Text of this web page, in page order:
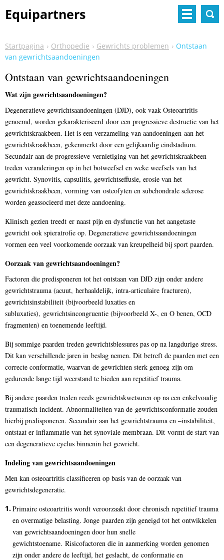
Equipartners
Startpagina Orthopedie Gewrichts problemen
Ontstaan
van gewrichtsaandoeningen
Ontstaan van gewrichtsaandoeningen
Wat zijn gewrichtsaandoeningen?
Degeneratieve gewrichtsaandoeningen (DJD), ook vaak Osteoartritis
genoemd, worden gekarakteriseerd door een progressieve destructie van het
gewrichtskraakbeen. Het is een verzameling van aandoeningen aan het
gewrichtskraakbeen, gekenmerkt door een gelijkaardig eindstadium.
Secundair aan de progressieve vernietiging van het gewrichtskraakbeen
treden veranderingen op in het botweefsel en weke weefsels van het
gewricht. Synovitis, capsulitis, gewrichtseffusie, erosie van het
gewrichtskraakbeen, vorming van osteofyten en subchondrale sclerose
worden geassocieerd met deze aandoening.
Klinisch gezien treedt er naast pijn en dysfunctie van het aangetaste
gewricht ook spieratrofie op. Degeneratieve gewrichtsaandoeningen
vormen een veel voorkomende oorzaak van kreupelheid bij sport paarden.
Oorzaak van gewrichtsaandoeningen?
Factoren die predisponeren tot het ontstaan van DJD zijn onder andere
gewrichtstrauma (acuut, herhaaldelijk, intra-articulaire fracturen),
gewrichtsinstabiliteit (bijvoorbeeld luxaties en
subluxaties), gewrichtsincongruentie (bijvoorbeeld X-, en O benen, OCD
fragmenten) en toenemende leeftijd.
Bij sommige paarden treden gewrichtsblessures pas op na langdurige stress.
Dit kan verschillende jaren in beslag nemen. Dit betreft de paarden met een
correcte conformatie, waarvan de gewrichten sterk genoeg zijn om
gedurende lange tijd weerstand te bieden aan repetitief trauma.
Bij andere paarden treden reeds gewrichtskwetsuren op na een enkelvoudig
traumatisch incident. Abnormaliteiten van de gewrichtsconformatie zouden
hierbij predisponeren. Secundair aan het gewrichtstrauma en –instabiliteit,
ontstaat er inflammatie van het synoviale membraan. Dit vormt de start van
een degeneratieve cyclus binnenin het gewricht.
Indeling van gewrichtsaandoeningen
Men kan osteoartritis classificeren op basis van de oorzaak van
gewrichtsdegeneratie.
Primaire osteoartritis wordt veroorzaakt door chronisch repetitief trauma
en overmatige belasting. Jonge paarden zijn geneigd tot het ontwikkelen
van gewrichtsaandoeningen door hun snelle
gewichtstoename. Risicofactoren die in aanmerking worden genomen
zijn onder andere de leeftijd, het geslacht, de conformatie en